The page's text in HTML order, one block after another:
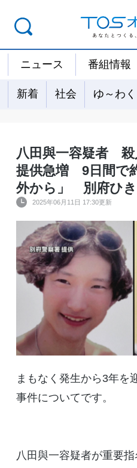
ニュース 番組情報
新着 社会 ゆ～わく
八田與一容疑者 殺
提供急増 9日間で
外から」 別府ひ
2025年06月11日 17:30更新
まもなく発生から3年を
事件についてです。
八田與一容疑者が重要